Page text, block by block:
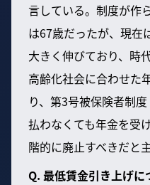
言している。制度が作
は67歳だったが、現在
大きく伸びており、時
高齢化社会に合わせた
り、第3号被保険者制
払わなくても年金を受
階的に廃止すべきだと
Q. 最低賃金引き上げに